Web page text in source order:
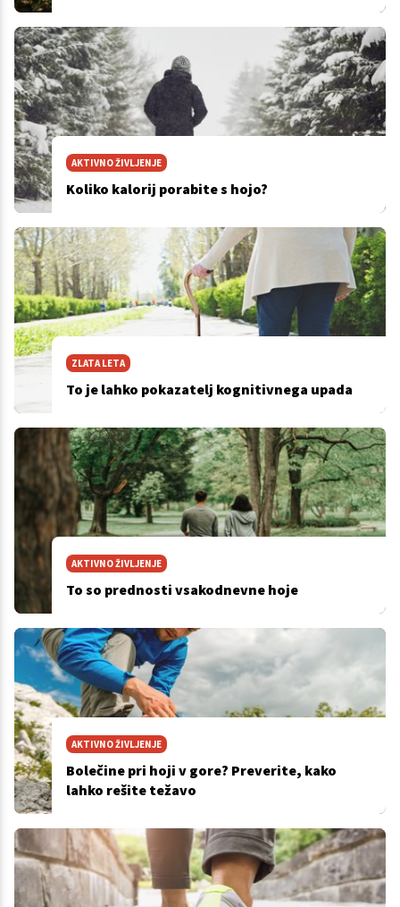
AKTIVNO ŽIVLJENJE
Koliko kalorij porabite s hojo?
ZLATA LETA
To je lahko pokazatelj kognitivnega upada
AKTIVNO ŽIVLJENJE
To so prednosti vsakodnevne hoje
AKTIVNO ŽIVLJENJE
Bolečine pri hoji v gore? Preverite, kako
lahko rešite težavo